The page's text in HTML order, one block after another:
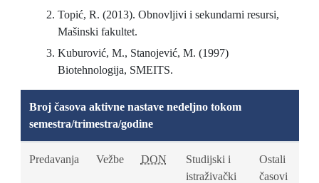
Topić, R. (2013). Obnovljivi i sekundarni resursi,
Mašinski fakultet.
Kuburović, M., Stanojević, M. (1997)
Biotehnologija, SMEITS.
Broj časova aktivne nastave nedeljno tokom
semestra/trimestra/godine
Predavanja Vežbe DON
Studijski i
istraživački
Ostali
časovi